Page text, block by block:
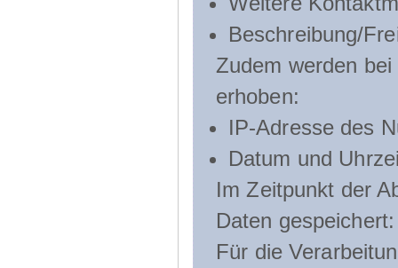
Beschreibung/
Zudem werden
erhoben:
IP-Adresse des
Datum und
Im Zeitpunkt der
Daten gespeichert:
Für die